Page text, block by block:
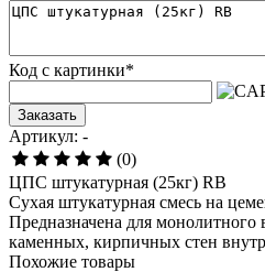
Код с картинки*
Заказать
Артикул: -
(0)
ЦПС штукатурная (25кг) RB
Сухая штукатурная смесь на
Предназначена для
каменных, кирпичных стен
Похожие товары